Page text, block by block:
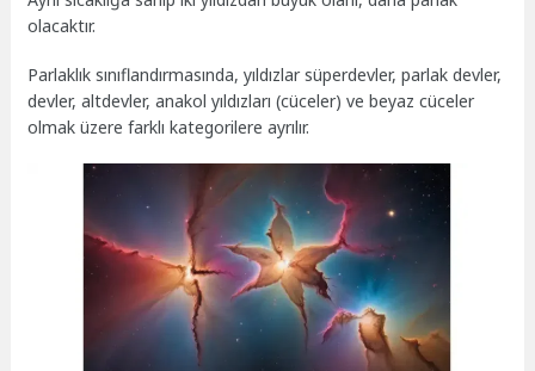
olacaktır.
Parlaklık sınıflandırmasında, yıldızlar süperdevler, parlak devler,
devler, altdevler, anakol yıldızları (cüceler) ve beyaz cüceler
olmak üzere farklı kategorilere ayrılır.